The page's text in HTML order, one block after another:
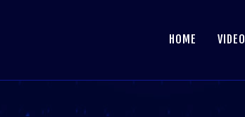
HOME VIDEO